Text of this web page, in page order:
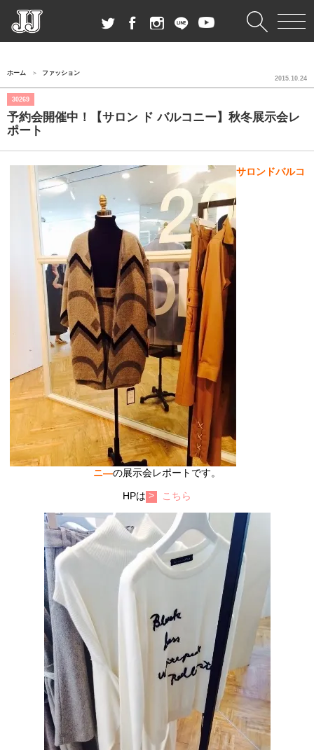
ホーム ファッション
30269
予約会開催中！【サロン ド バルコニー】秋冬展示会レ
ポート
2015.10.24
サロンドバルコ
ニ―の展示会レポートです。
HPは こちら